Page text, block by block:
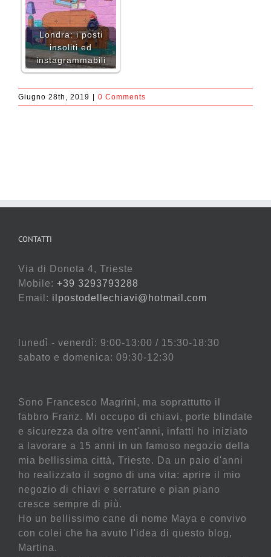
Londra: i posti
insoliti ed
instagrammabili
Giugno 28th, 2019 0 Comments
CONTATTI
Via di Donota 4, Trieste
Mobile: +39 3293793288
Email: ilpostodellechiavi@hotmail.com
lunedì - venerdì: 9:00-13:00 / 15:30-18:30
sabato e domenica: 09:30-12:30
Sono Francesco Magrini, ma soprattutto il
fabbro Franz. Mi occupo di chiavi, porte blindate
e sicurezza da oltre vent'anni, infatti ho iniziato
a lavorare a 15 anni in un famoso negozio della
mia bellissima città, Trieste. Da un paio d'anni
ho realizzato il sogno di una vita: aprire il mio
negozio di chiavi e serrature e pian piano
cresce sempre di più.
Ho un bellissimo cane di nome Maya e convivo
con colei che ha avuto l'idea di questo blog,
Martina.